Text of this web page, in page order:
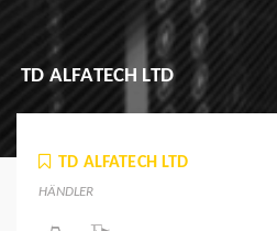
TD ALFATECH LTD
TD ALFATECH LTD
HÄNDLER